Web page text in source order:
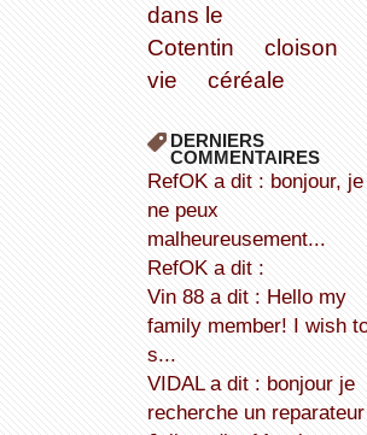
dans le
Cotentin
cloison
vie
céréale
DERNIERS
COMMENTAIRES
refOK a dit : bonjour, je
ne peux
malheureusement...
refOK a dit :
Vin 88 a dit : Hello my
family member! I wish
s...
VIDAL a dit : bonjour je
recherche un